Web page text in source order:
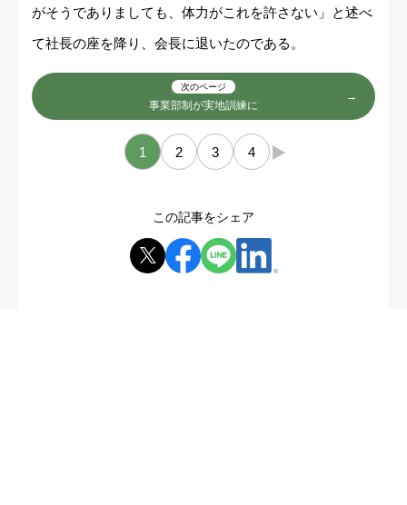
がそうでありましても、体力がこれを許さない」と述べ
て社長の座を降り、会長に退いたのである。
次のページ
事業部制が実地訓練に
1 2 3 4 →
この記事をシェア